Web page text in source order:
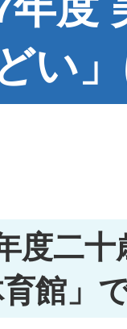
い
度二
館」